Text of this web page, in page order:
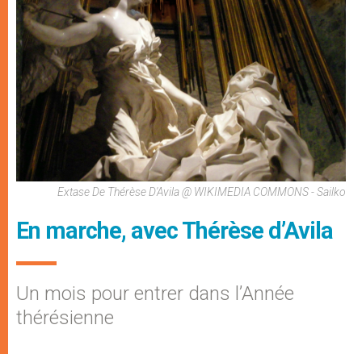
Extase De Thérèse D'Avila @ WIKIMEDIA COMMONS - Sailko
En marche, avec Thérèse d’Avila
Un mois pour entrer dans l’Année
thérésienne